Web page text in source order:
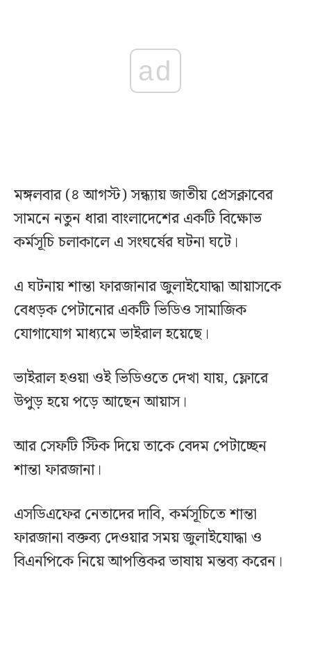
ad
মঙ্গলবার (৪ আগস্ট) সন্ধ্যায় জাতীয় প্রেসক্লাবের
সামনে নতুন ধারা বাংলাদেশের একটি বিক্ষোভ
কর্মসূচি চলাকালে এ সংঘর্ষের ঘটনা ঘটে।
এ ঘটনায় শান্তা ফারজানার জুলাইযোদ্ধা আয়াসকে
বেধড়ক পেটানোর একটি ভিডিও সামাজিক
যোগাযোগ মাধ্যমে ভাইরাল হয়েছে।
ভাইরাল হওয়া ওই ভিডিওতে দেখা যায়, ফ্লোরে
উপুড় হয়ে পড়ে আছেন আয়াস।
আর সেফটি স্টিক দিয়ে তাকে বেদম পেটাচ্ছেন
শান্তা ফারজানা।
এসডিএফের নেতাদের দাবি, কর্মসূচিতে শান্তা
ফারজানা বক্তব্য দেওয়ার সময় জুলাইযোদ্ধা ও
বিএনপিকে নিয়ে আপত্তিকর ভাষায় মন্তব্য করেন।